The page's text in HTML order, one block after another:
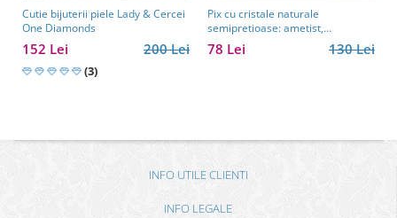
Cutie bijuterii piele Lady & Cercei
One Diamonds
200 Lei
152 Lei
(3)
Pix cu cristale naturale
semipretioase: ametist,
aventurin, lapis lazuli, ochi de
tigru, citrin și cuarț roz
130 Lei
78 Lei
INFO UTILE CLIENTI
INFO LEGALE